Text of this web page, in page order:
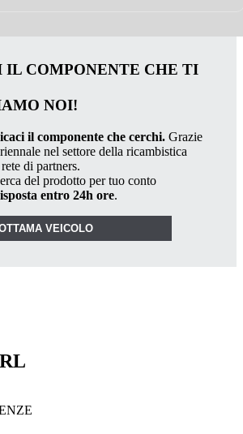
IL COMPONENTE CHE TI
NOI!
il componente che cerchi. Grazie
nel settore della ricambistica
di partners.
del prodotto per tuo conto
entro 24h ore.
VEICOLO